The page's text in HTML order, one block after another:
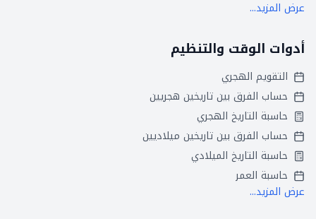
عرض المزيد...
أدوات الوقت والتنظيم
التقويم الهجري
حساب الفرق بين تاريخين هجريين
حاسبة التاريخ الهجري
حساب الفرق بين تاريخين ميلاديين
حاسبة التاريخ الميلادي
حاسبة العمر
عرض المزيد...